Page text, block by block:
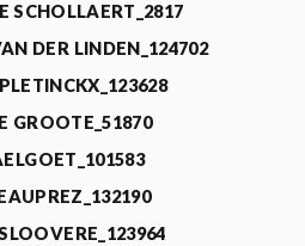
SCHOLLAERT_2817
DER LINDEN_124702
GROOTE_51870